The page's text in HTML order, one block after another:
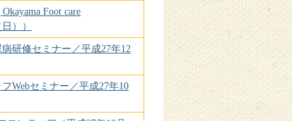
Foot care
））
研修セミナー／平成27年12
Webセミナー／平成27年10